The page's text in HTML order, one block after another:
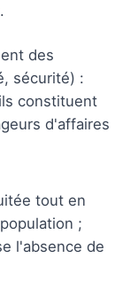
des
sécurité) :
constituent
d'affaires
tout en
;
l'absence de